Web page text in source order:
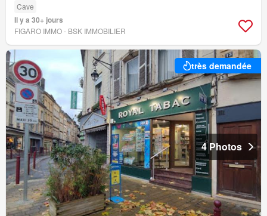
Cave
Il y a 30+ jours
FIGARO IMMO - BSK IMMOBILIER
très demandée
4 Photos